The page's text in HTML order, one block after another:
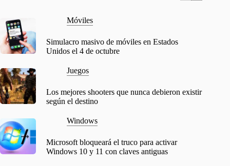
Móviles
Simulacro masivo de móviles en Estados
Unidos el 4 de octubre
Juegos
Los mejores shooters que nunca debieron existir
según el destino
Windows
Microsoft bloqueará el truco para activar
Windows 10 y 11 con claves antiguas